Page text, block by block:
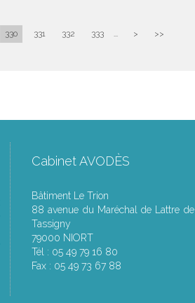
330 331 332 333 ... > >>
Cabinet AVODÈS
Bâtiment Le Trion
88 avenue du Maréchal de Lattre de
Tassigny
79000 NIORT
Tél : 05 49 79 16 80
Fax : 05 49 73 67 88